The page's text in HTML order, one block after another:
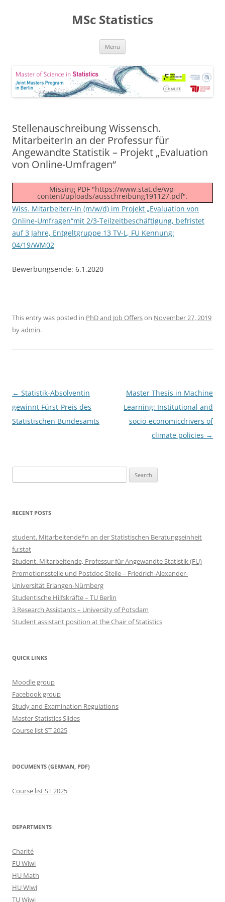
MSc Statistics
Menu
Stellenauschreibung Wissensch.
MitarbeiterIn an der Professur für
Angewandte Statistik – Projekt „Evaluation
von Online-Umfragen“
Missing PDF "https://www.stat.de/wp-
content/uploads/ausschreibung191127.pdf".
Wiss. Mitarbeiter/-in (m/w/d) im Projekt „Evaluation von
Online-Umfragen“mit 2/3-Teilzeitbeschäftigung, befristet
auf 3 Jahre, Entgeltgruppe 13 TV-L, FU Kennung:
04/19/WM02
Bewerbungsende: 6.1.2020
This entry was posted in PhD and Job Offerson November 27, 2019
byadmin.
Post
navigation
← Statistik-Absolventin
gewinnt Fürst-Preis des
Statistischen Bundesamts
Master Thesis in Machine
Learning: Institutional and
socio-economicdrivers of
climate policies →
for:
RECENT POSTS
student. Mitarbeitende*n an der Statistischen Beratungseinheit
fu:stat
Student. Mitarbeitende, Professur für Angewandte Statistik (FU)
Promotionsstelle und Postdoc-Stelle – Friedrich-Alexander-
Universität Erlangen-Nürnberg
Studentische Hilfskräfte – TU Berlin
3 Research Assistants – University of Potsdam
Student assistant position at the Chair of Statistics
QUICK LINKS
Moodle group
Facebook group
Study and Examination Regulations
Master Statistics Slides
Course list ST 2025
DOCUMENTS (GERMAN, PDF)
Course list ST 2025
DEPARTMENTS
Charité
FU Wiwi
HU Math
HU Wiwi
TU Wiwi